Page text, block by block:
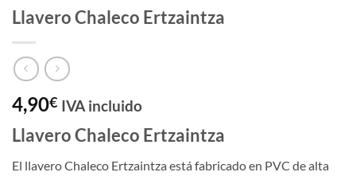
Llavero Chaleco Ertzaintza
4,90€ IVA incluido
Llavero Chaleco Ertzaintza
El llavero Chaleco Ertzaintza está fabricado en PVC de alta